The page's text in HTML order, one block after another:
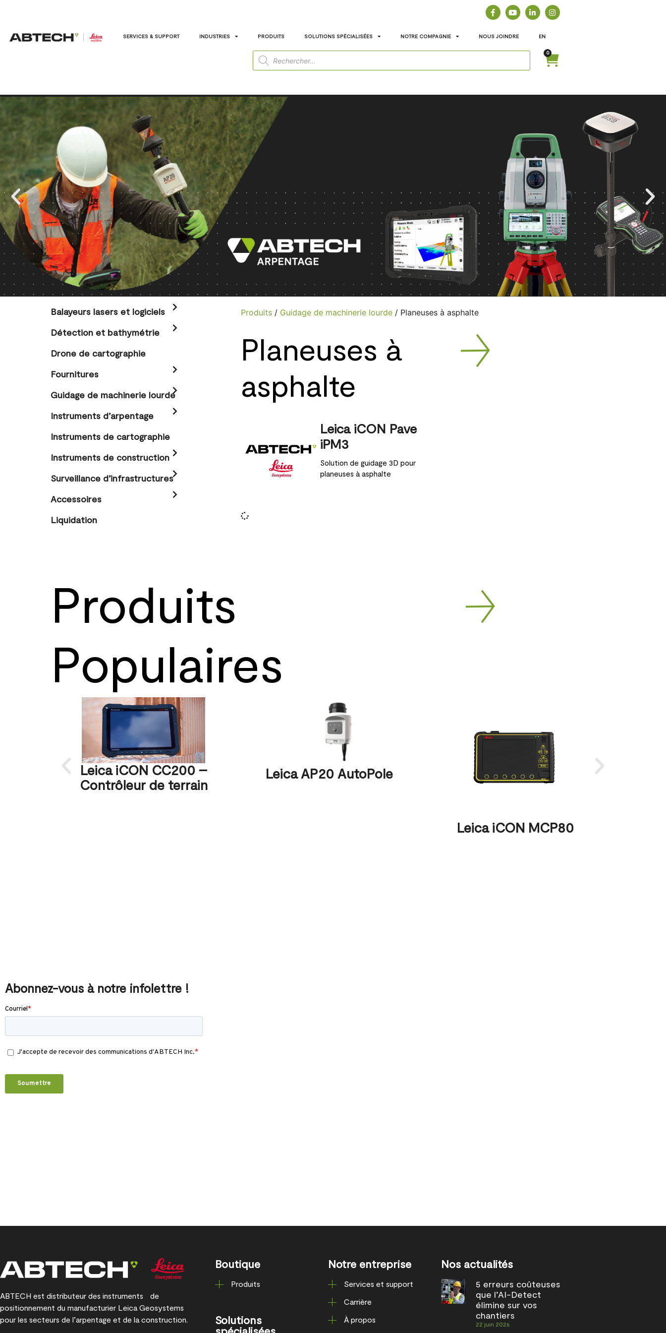
SERVICES & SUPPORT INDUSTRIES PRODUITS SOLUTIONS SPÉCIALISÉES NOTRE COMPAGNIE NOUS JOINDRE EN
0
Balayeurs lasers et logiciels
Détection et bathymétrie
Drone de cartographie
Fournitures
Guidage de machinerie lourde
Instruments d’arpentage
Instruments de cartographie
Instruments de construction
Surveillance d’infrastructures
Accessoires
Liquidation
Produits / Guidage de machinerie lourde / Planeuses à asphalte
Planeuses à
asphalte
Leica iCON Pave
iPM3
Solution de guidage 3D pour
planeuses à asphalte
Produits
Populaires
Leica iCON CC200 –
Contrôleur de terrain
Leica AP20 AutoPole
Leica iCON MCP80
Abonnez-vous à notre infolettre !
ABTECH est distributeur des instruments de
positionnement du manufacturier Leica Geosystems
pour les secteurs de l’arpentage et de la construction.
Boutique
Produits
Solutions
spécialisées
Notre entreprise
Services et support
Carrière
À propos
Nos actualités
5 erreurs coûteuses
que l’AI-Detect
élimine sur vos
chantiers
22 juin 2026